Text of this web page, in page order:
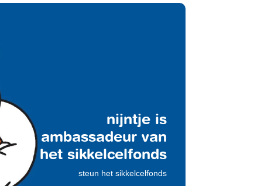
nijntje is
ambassadeur van
het sikkelcelfonds
steun het sikkelcelfonds